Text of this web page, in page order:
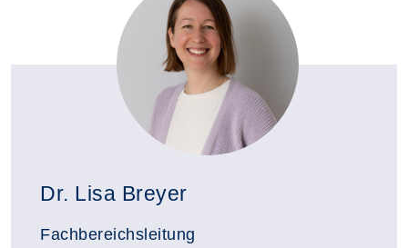
Dr. Lisa Breyer
Fachbereichsleitung